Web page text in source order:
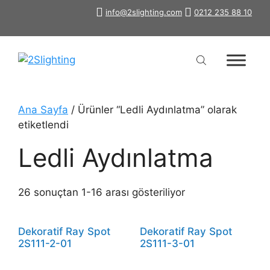
info@2slighting.com 0212 235 88 10
Ana Sayfa / Ürünler “Ledli Aydınlatma” olarak
etiketlendi
Ledli Aydınlatma
26 sonuçtan 1-16 arası gösteriliyor
Dekoratif Ray Spot
2S111-2-01
Dekoratif Ray Spot
2S111-3-01